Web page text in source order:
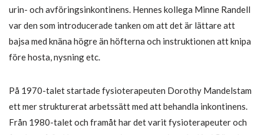
urin- och avföringsinkontinens. Hennes kollega Minne Randell
var den som introducerade tanken om att det är lättare att
bajsa med knäna högre än höfterna och instruktionen att knipa
före hosta, nysning etc.
På 1970-talet startade fysioterapeuten Dorothy Mandelstam
ett mer strukturerat arbetssätt med att behandla inkontinens.
Från 1980-talet och framåt har det varit fysioterapeuter och